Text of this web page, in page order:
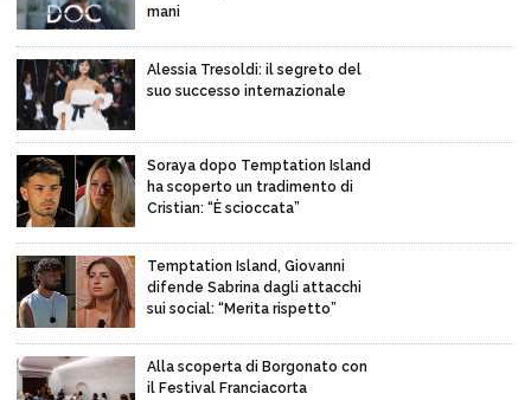
mani
Alessia Tresoldi: il segreto del
suo successo internazionale
Soraya dopo Temptation Island
ha scoperto un tradimento di
Cristian: “È scioccata”
Temptation Island, Giovanni
difende Sabrina dagli attacchi
sui social: “Merita rispetto”
Alla scoperta di Borgonato con
il Festival Franciacorta